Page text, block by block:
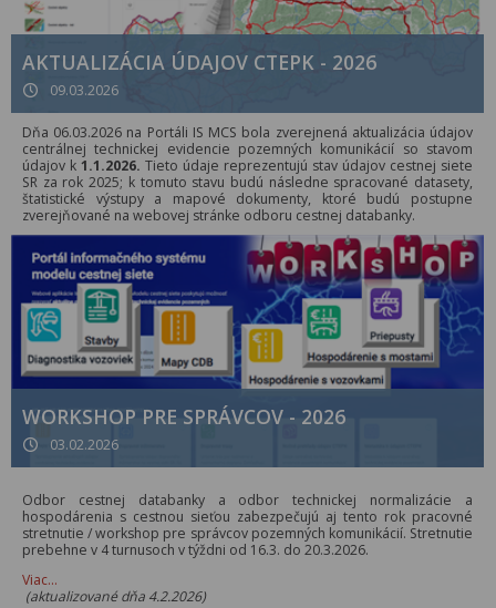
AKTUALIZÁCIA ÚDAJOV CTEPK - 2026
09.03.2026
Dňa 06.03.2026 na Portáli IS MCS bola zverejnená aktualizácia údajov
centrálnej technickej evidencie pozemných komunikácií so stavom
údajov k 1.1.2026. Tieto údaje reprezentujú stav údajov cestnej siete
SR za rok 2025; k tomuto stavu budú následne spracované datasety,
štatistické výstupy a mapové dokumenty, ktoré budú postupne
zverejňované na webovej stránke odboru cestnej databanky.
WORKSHOP PRE SPRÁVCOV - 2026
03.02.2026
Odbor cestnej databanky a odbor technickej normalizácie a
hospodárenia s cestnou sieťou zabezpečujú aj tento rok pracovné
stretnutie / workshop pre správcov pozemných komunikácií. Stretnutie
prebehne v 4 turnusoch v týždni od 16.3. do 20.3.2026.
Viac…
(aktualizované dňa 4.2.2026)